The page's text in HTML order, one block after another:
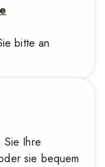
bitte an
Sie Ihre
sie bequem